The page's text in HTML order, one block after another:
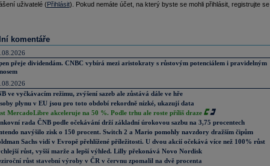
uživatelé (Přihlásit). Pokud nemáte účet, na který byste se mohli přihlásit, registrujte se
komentáře
přeje dividendám. CNBC vybírá mezi aristokraty s růstovým potenciálem i pravidelným
ve vyčkávacím režimu, zvýšení sazeb ale zůstává dále ve hře
plynu v EU jsou pro toto období rekordně nízké, ukazují data
MercadoLibre akceleruje na 50 %. Podle trhu ale roste příliš draze
rada ČNB podle očekávání drží základní úrokovou sazbu na 3,75 procentech
navýšilo zisk o 150 procent. Switch 2 a Mario pomohly navzdory dražším čipům
Sachs vidí v Evropě přehlížené příležitosti. U dvou akcií očekává více než 100% růst
růst, vyšší marže a lepší výhled. Lilly překonává Novo Nordisk
růst stavební výroby v ČR v červnu zpomalil na dvě procenta